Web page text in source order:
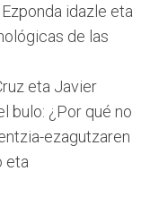
idazle eta
de las
eta Javier
bulo: ¿Por qué no
ezagutzaren
eta